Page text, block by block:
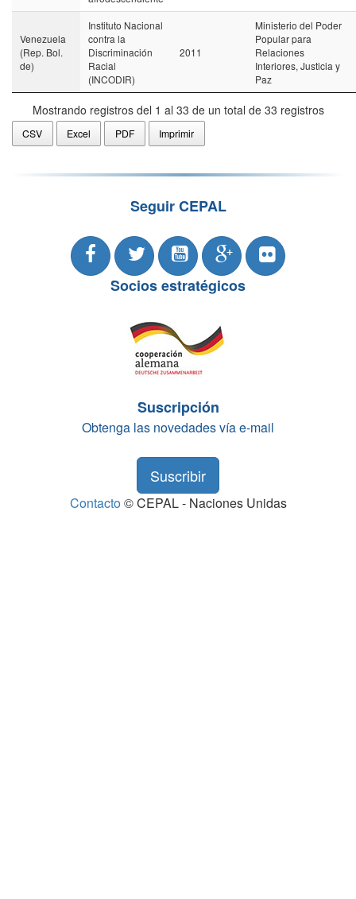
CSV Excel PDF Imprimir
Venezuela
(Rep. Bol.
de)
Instituto Nacional
contra la
Discriminación
Racial
(INCODIR)
2011
Ministerio del Poder
Popular para
Relaciones
Interiores, Justicia y
Paz
Mostrando registros del 1 al 33 de un total de 33 registros
Seguir CEPAL
Socios estratégicos
Suscripción
Obtenga las novedades vía e-mail
Suscribir
Contacto© CEPAL - Naciones Unidas